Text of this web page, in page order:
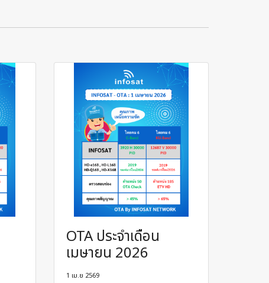
OTA ประจำเดือน
เมษายน 2026
1 เม.ย 2569